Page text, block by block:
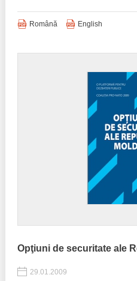
Română English
Opţiuni de securitate ale
29.01.2009